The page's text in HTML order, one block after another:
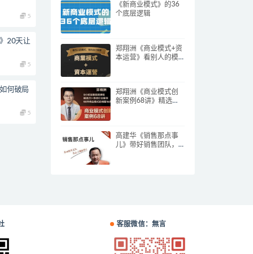
5
20天让
5
何破局
5
《新商业模式》的36
个底层逻辑
郑翔洲《商业模式+资
本运营》看别人的模
郑翔洲《商业模式创
新案例68讲》精选
高建华《销售那点事
儿》带好销售团队，
客服微信：無言